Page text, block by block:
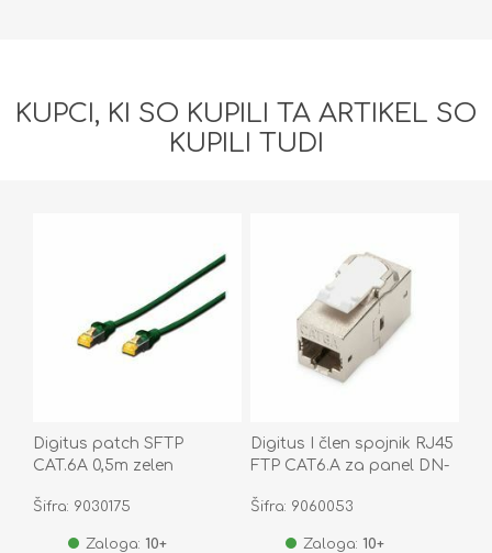
KUPCI, KI SO KUPILI TA ARTIKEL SO
KUPILI TUDI
Digitus patch SFTP
CAT.6A 0,5m zelen
Šifra: 9030175
Zaloga: 10+
Digitus I člen spojnik RJ45
FTP CAT6.A za panel DN-
Šifra: 9060053
Zaloga: 10+